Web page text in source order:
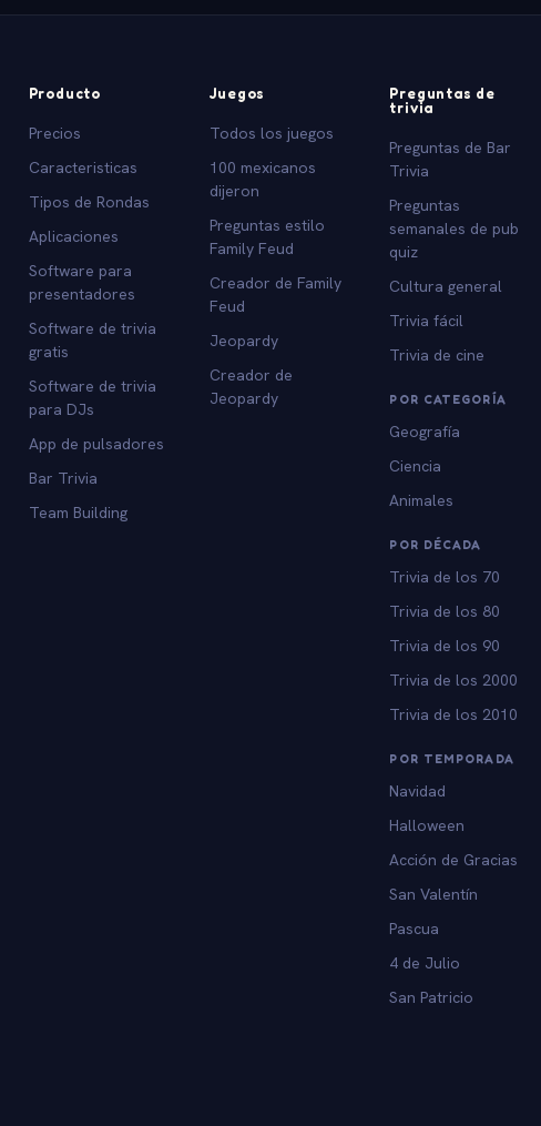
Producto
Precios
Caracteristicas
Tipos de Rondas
Aplicaciones
Software para
presentadores
Software de trivia
gratis
Software de trivia
para DJs
App de pulsadores
Bar Trivia
Team Building
Juegos
Todos los juegos
100 mexicanos
dijeron
Preguntas estilo
Family Feud
Creador de Family
Feud
Jeopardy
Creador de
Jeopardy
Preguntas de
trivia
Preguntas de Bar
Trivia
Preguntas
semanales de pub
quiz
Cultura general
Trivia fácil
Trivia de cine
POR CATEGORÍA
Geografía
Ciencia
Animales
POR DÉCADA
Trivia de los 70
Trivia de los 80
Trivia de los 90
Trivia de los 2000
Trivia de los 2010
POR TEMPORADA
Navidad
Halloween
Acción de Gracias
San Valentín
Pascua
4 de Julio
San Patricio